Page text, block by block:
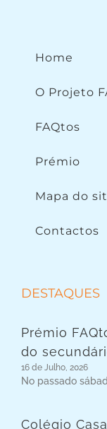
Home
O Projeto
FAQtos
Prémio
Mapa do
Contactos
DESTAQUES
Prémio
do
16 de Julho, 2026
No passado
Colégio